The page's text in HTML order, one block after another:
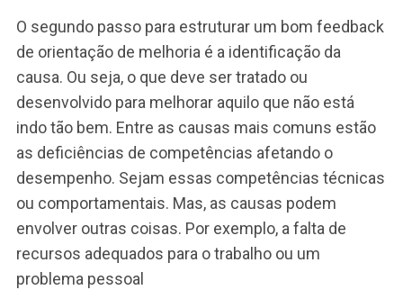
Primeiro passo: expor o fato que
evidenciou a necessidade de
Esse tipo de feedback costuma ser mais
desconfortável. Isso porque carrega uma aura
crítica. Por isso, uma das formas de minimizar o
desconforto é expor a situação. Em outras
é preciso conversar o avaliado sobre essas
situações. Aqui, ocorre da mesma forma que
feedbacks de elogio. Isto é, os fatos eliminam